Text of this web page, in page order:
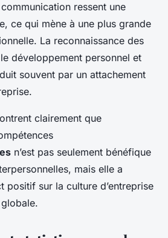
ressent une
ce qui mène à une plus grande
La reconnaissance des
développement personnel et
souvent par un attachement
clairement que
n’est pas seulement bénéfique
mais elle a
positif sur la culture d’entreprise
globale.